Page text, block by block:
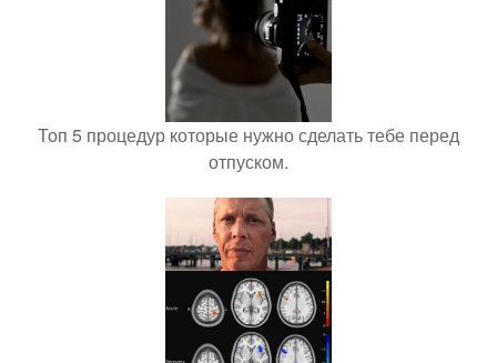
Топ 5 процедур которые нужно сделать тебе перед
отпуском.